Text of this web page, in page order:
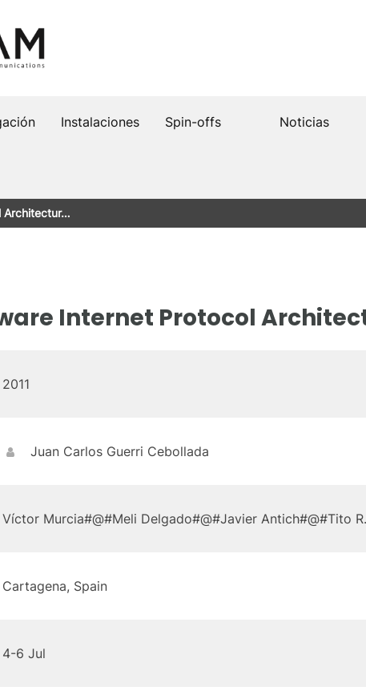
Instalaciones Spin-offs Noticias
Architectur…
Internet Protocol
2011
Juan Carlos Guerri Cebollada
Víctor Murcia#@#Meli Delgado#@#Javier Antich#@#Tito
Cartagena, Spain
4-6 Jul